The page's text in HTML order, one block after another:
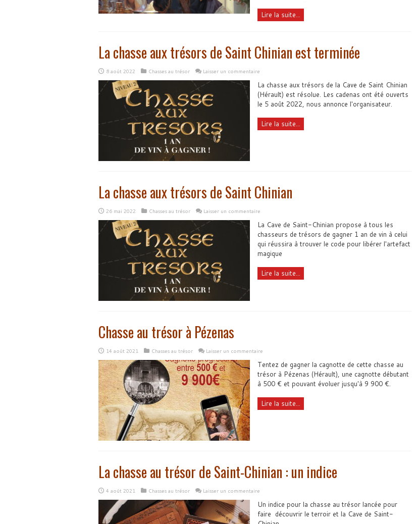
Lire la suite...
La chasse aux trésors de Saint Chinian est terminée
8 août 2022 Chasses au trésor Laisser un commentaire
La chasse aux trésors de la Cave de Saint Chinian
(Hérault) est résolue. Les cadenas ont été ouverts
le 5 août 2022, nous annonce l'organisateur.
Lire la suite...
La chasse aux trésors de Saint Chinian
26 mai 2022 Chasses au trésor Laisser un commentaire
La Cave de Saint-Chinian propose à tous les
chasseurs de trésors de gagner 1 an de vin à celui
qui réussira à trouver le code pour libérer l'artefact
magique
Lire la suite...
Chasse au trésor à Pézenas
14 août 2021 Chasses au trésor Laisser un commentaire
Tentez de gagner la cagnotte de cette chasse au
trésor à Pézenas (Hérault), une cagnotte débutant
à 500 € et pouvant évoluer jusqu'à 9 900 €.
Lire la suite...
La chasse au trésor de Saint-Chinian : un indice
4 août 2021 Chasses au trésor Laisser un commentaire
Un indice pour la chasse au trésor lancée pour
faire découvrir le terroir et la Cave de Saint-